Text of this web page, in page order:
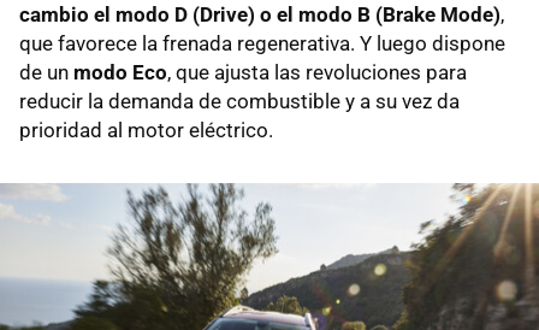
cambio el modo D (Drive) o el modo B (Brake Mode),
que favorece la frenada regenerativa. Y luego dispone
de un modo Eco, que ajusta las revoluciones para
reducir la demanda de combustible y a su vez da
prioridad al motor eléctrico.